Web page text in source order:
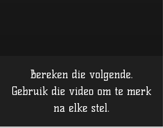
Bereken die volgende.
Gebruik die video om te merk
na elke stel.